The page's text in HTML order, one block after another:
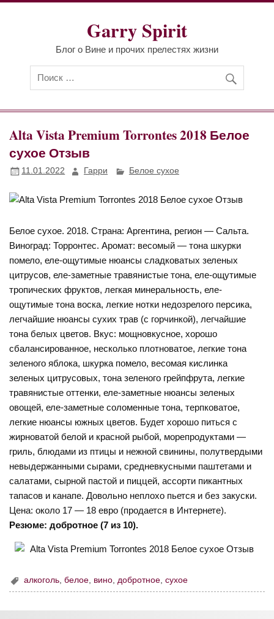
Перейти
Garry Spirit
Блог о Вине и прочих прелестях жизни
Alta Vista Premium Torrontes 2018 Белое
сухое Отзыв
11.01.2022 Гарри Белое сухое
Белое сухое. 2018. Страна: Аргентина, регион — Сальта.
Виноград: Торронтес. Аромат: весомый — тона шкурки
помело, еле-ощутимые нюансы сладковатых зеленых
цитрусов, еле-заметные травянистые тона, еле-ощутимые
тропических фруктов, легкая минеральность, еле-
ощутимые тона воска, легкие нотки недозрелого персика,
легчайшие нюансы сухих трав (с горчинкой), легчайшие
тона белых цветов. Вкус: мощновкусное, хорошо
сбалансированное, несколько плотноватое, легкие тона
зеленого яблока, шкурка помело, весомая кислинка
зеленых цитрусовых, тона зеленого грейпфрута, легкие
травянистые оттенки, еле-заметные нюансы зеленых
овощей, еле-заметные соломенные тона, терпковатое,
легкие нюансы южных цветов. Будет хорошо питься с
жирноватой белой и красной рыбой, морепродуктами —
гриль, блюдами из птицы и нежной свинины, полутвердыми
невыдержанными сырами, средневкусными паштетами и
салатами, сырной пастой и пиццей, ассорти пикантных
тапасов и канапе. Довольно неплохо пьется и без закуски.
Цена: около 17 — 18 евро (продается в Интернете).
Резюме: добротное (7 из 10).
алкоголь ,белое вино добротное ,сухое